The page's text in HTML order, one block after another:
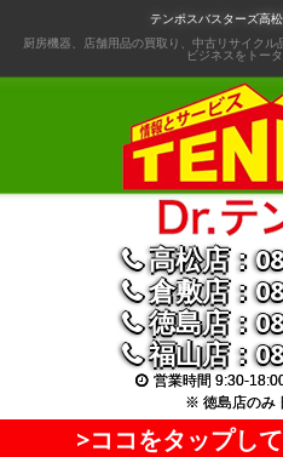
動
テンポスバスターズ高
厨房機器、店舗用品の買取り、中古リサイク
ビジネスをトー
高松店：
倉敷店：
徳島店：
福山店：
営業時間 9:30-
※ 徳島店のみ
>ココをタップし